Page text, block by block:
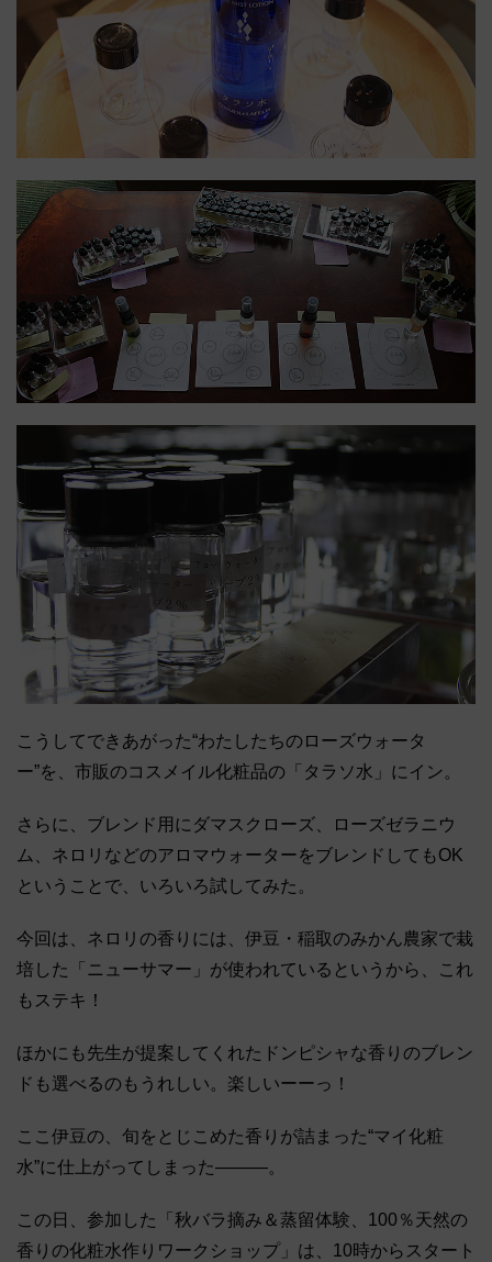
こうしてできあがった“わたしたちのローズウォータ
ー”を、市販のコスメイル化粧品の「タラソ水」にイン。
さらに、ブレンド用にダマスクローズ、ローズゼラニウ
ム、ネロリなどのアロマウォーターをブレンドしてもOK
ということで、いろいろ試してみた。
今回は、ネロリの香りには、伊豆・稲取のみかん農家で栽
培した「ニューサマー」が使われているというから、これ
もステキ！
ほかにも先生が提案してくれたドンピシャな香りのブレン
ドも選べるのもうれしい。楽しいーーっ！
ここ伊豆の、旬をとじこめた香りが詰まった“マイ化粧
水”に仕上がってしまった―――。
この日、参加した「秋バラ摘み＆蒸留体験、100％天然の
香りの化粧水作りワークショップ」は、10時からスタート